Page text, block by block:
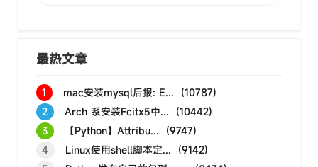
最热文章
1
mac安装mysql后报: E... (10787)
2
Arch 系安装Fcitx5中... (10442)
3
【Python】Attribu... (9747)
4
Linux使用shell脚本定... (9142)